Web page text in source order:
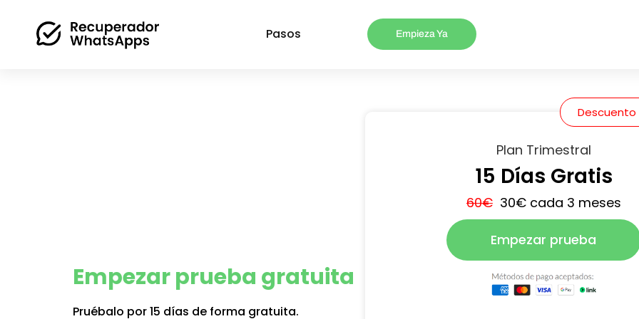
Pasos Empieza Ya
Empezar prueba gratuita
Pruébalo por 15 días de forma gratuita.
Plan Trimestral
15 Días Gratis
60€ 30€ cada 3 meses
Empezar prueba